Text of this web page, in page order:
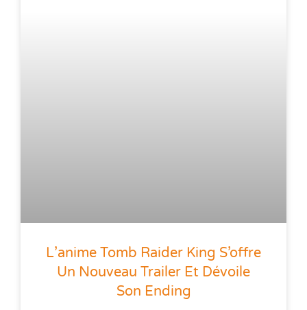
L’anime Tomb Raider King S’offre
Un Nouveau Trailer Et Dévoile
Son Ending